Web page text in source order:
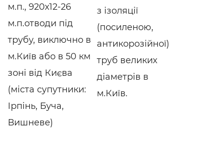
м.п., 920х12-26
м.п.отводи під
трубу, виключно в
м.Київ або в 50 км
зоні від Києва
(міста супутники:
Ірпінь, Буча,
Вишневе)
з ізоляції
(посиленою,
антикорозійної)
труб великих
діаметрів в
м.Київ.